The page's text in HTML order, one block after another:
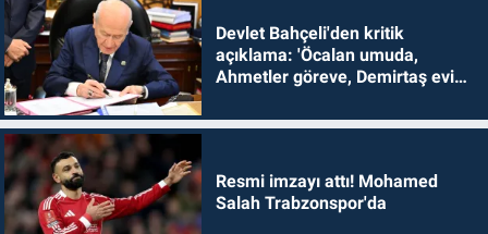
Devlet Bahçeli'den kritik
açıklama: 'Öcalan umuda,
Ahmetler göreve, Demirtaş evine
Resmi imzayı attı! Mohamed
Salah Trabzonspor'da